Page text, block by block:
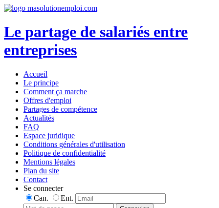
Le partage de salariés entre
entreprises
Accueil
Le principe
Comment ça marche
Offres d'emploi
Partages de compétence
Actualités
FAQ
Espace juridique
Conditions générales d'utilisation
Politique de confidentialité
Mentions légales
Plan du site
Contact
Se connecter
Can.
Ent.